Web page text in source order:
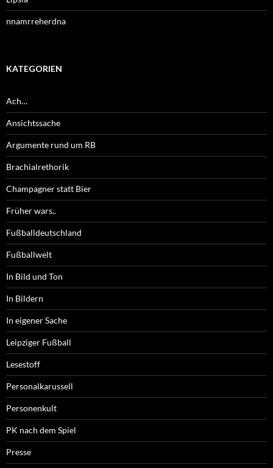
nnamrreherdna
KATEGORIEN
Ach…
Ansichtssache
Argumente rund um RB
Brachialrethorik
Champagner statt Bier
Früher wars..
Fußballdeutschland
Fußballwelt
In Bild und Ton
In Bildern
In eigener Sache
Leipziger Fußball
Lesestoff
Personalkarussell
Personenkult
PK nach dem Spiel
Presse